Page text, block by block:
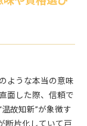
ような本当の意味
面した際、信頼で
故知新”が象徴す
断片化していて戸